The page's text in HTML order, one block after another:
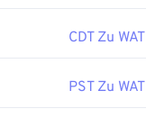
CDT Zu WAT
PST Zu WAT